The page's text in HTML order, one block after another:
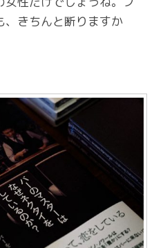
、きちんと断りますか